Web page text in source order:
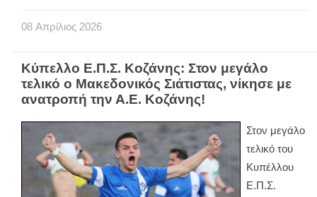
08 Απρίλιος 2026
Κύπελλο Ε.Π.Σ. Κοζάνης: Στον μεγάλο
τελικό ο Μακεδονικός Σιάτιστας, νίκησε με
ανατροπή την Α.Ε. Κοζάνης!
Στον μεγάλο
τελικό του
Κυπέλλου
Ε.Π.Σ.